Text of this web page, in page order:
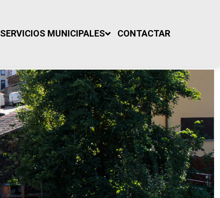
SERVICIOS MUNICIPALES CONTACTAR